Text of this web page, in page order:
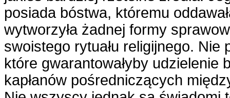
posiada bóstwa, któremu
wytworzyła żadnej formy
swoistego rytuału religijnego. Nie
które gwarantowałyby udzielenie
kapłanów pośredniczących